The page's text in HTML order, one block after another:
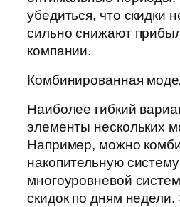
убедиться, что скидки
сильно снижают
компании.
Комбинированная
Наиболее гибкий
элементы нескольких
Например, можно
накопительную
многоуровневой
скидок по дням недели.